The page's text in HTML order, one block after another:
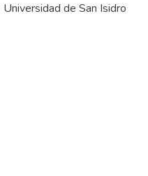
Universidad de San Isidro